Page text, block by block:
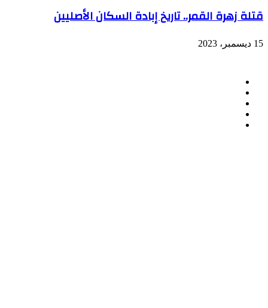
قتلة زهرة القمر.. تاريخ إبادة السكان الأصليين
15 ديسمبر، 2023